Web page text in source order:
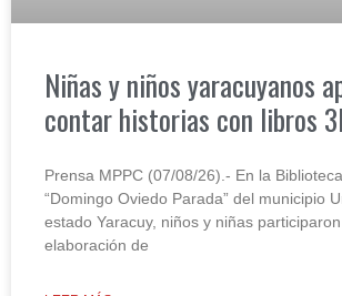
Niñas y niños yaracuyanos
contar historias con libros
Prensa MPPC (07/08/26).- En la
“Domingo Oviedo Parada” del municipio
estado Yaracuy, niños y niñas
elaboración de